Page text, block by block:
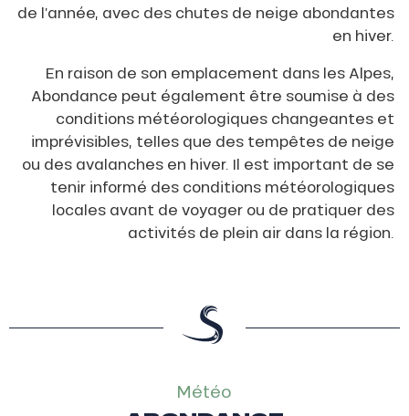
de l’année, avec des chutes de neige abondantes
en hiver.
En raison de son emplacement dans les Alpes,
Abondance peut également être soumise à des
conditions météorologiques changeantes et
imprévisibles, telles que des tempêtes de neige
ou des avalanches en hiver. Il est important de se
tenir informé des conditions météorologiques
locales avant de voyager ou de pratiquer des
activités de plein air dans la région.
Météo